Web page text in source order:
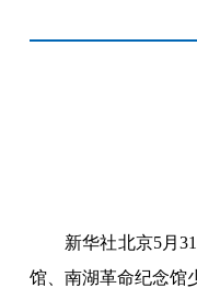
新华社北京5月
馆、南湖革命纪念馆